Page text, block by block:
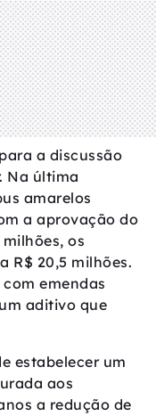
a discussão
Na última
amarelos
a aprovação do
os
R$ 20,5 milhões.
emendas
aditivo que
estabelecer um
aos
a redução de